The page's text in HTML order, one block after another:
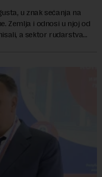
u znak sećanja na
Zemlja i odnosi u njoj od
a sektor rudarstva